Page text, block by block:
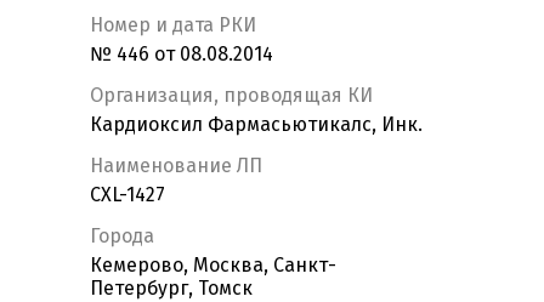
Номер и дата РКИ
№ 446 от 08.08.2014
Организация, проводящая КИ
Кардиоксил Фармасьютикалс, Инк.
Наименование ЛП
CXL-1427
Города
Кемерово, Москва, Санкт-
Петербург, Томск